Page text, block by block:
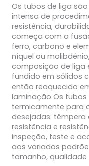
Os tubos de liga
intensa de
resistência,
começa com a
ferro, carbono e
níquel ou
composição de liga
fundido em sólidos
então reaquecido
laminação Os
termicamente para
desejadas: têmpera
resistência e
inspeção, teste e
aos variados
tamanho, qualidade